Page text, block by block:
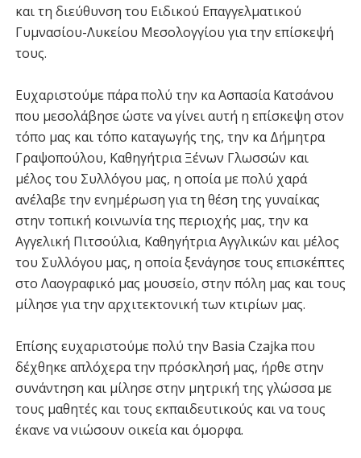
και τη διεύθυνση του Ειδικού Επαγγελματικού
Γυμνασίου-Λυκείου Μεσολογγίου για την επίσκεψή
τους.
Ευχαριστούμε πάρα πολύ την κα Ασπασία Κατσάνου
που μεσολάβησε ώστε να γίνει αυτή η επίσκεψη στον
τόπο μας και τόπο καταγωγής της, την κα Δήμητρα
Γραψοπούλου, Καθηγήτρια Ξένων Γλωσσών και
μέλος του Συλλόγου μας, η οποία με πολύ χαρά
ανέλαβε την ενημέρωση για τη θέση της γυναίκας
στην τοπική κοινωνία της περιοχής μας, την κα
Αγγελική Πιτσούλια, Καθηγήτρια Αγγλικών και μέλος
του Συλλόγου μας, η οποία ξενάγησε τους επισκέπτες
στο Λαογραφικό μας μουσείο, στην πόλη μας και τους
μίλησε για την αρχιτεκτονική των κτιρίων μας.
Επίσης ευχαριστούμε πολύ την Basia Czajka που
δέχθηκε απλόχερα την πρόσκλησή μας, ήρθε στην
συνάντηση και μίλησε στην μητρική της γλώσσα με
τους μαθητές και τους εκπαιδευτικούς και να τους
έκανε να νιώσουν οικεία και όμορφα.